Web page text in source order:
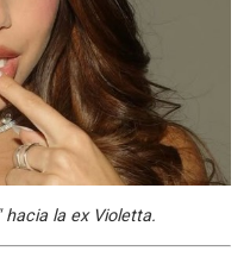
la ex Violetta.